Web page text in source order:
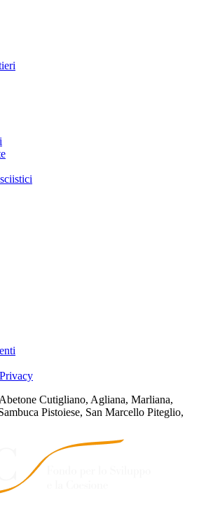
Cutigliano, Agliana, Marliana,
Pistoiese, San Marcello Piteglio,